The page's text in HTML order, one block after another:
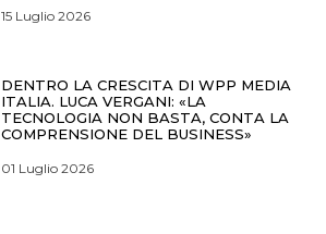
15 Luglio 2026
DENTRO LA CRESCITA DI WPP MEDIA
ITALIA. LUCA VERGANI: «LA
TECNOLOGIA NON BASTA, CONTA LA
COMPRENSIONE DEL BUSINESS»
01 Luglio 2026